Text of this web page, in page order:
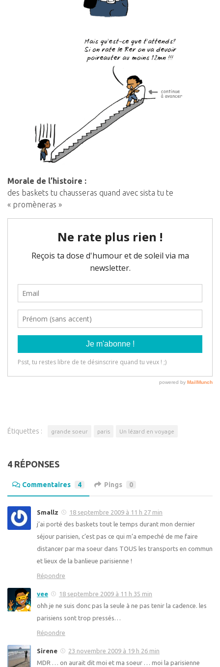
Morale de l’histoire :
des baskets tu chausseras quand avec sista tu te
« promèneras »
Étiquettes : grande soeur paris Un lézard en voyage
4 RÉPONSES
Commentaires 4 Pings 0
Smallz
18 septembre 2009 à 11 h 27 min
j’ai porté des baskets tout le temps durant mon dernier
séjour parisien, c’est pas ce qui m’a empeché de me faire
distancer par ma soeur dans TOUS les transports en commun
et lieux de la banlieue parisienne !
Répondre
vee
18 septembre 2009 à 11 h 35 min
ohh je ne suis donc pas la seule à ne pas tenir la cadence. les
parisiens sont trop pressés…
Répondre
Sirene
23 novembre 2009 à 19 h 26 min
MDR … on aurait dit moi et ma soeur … moi la parisienne